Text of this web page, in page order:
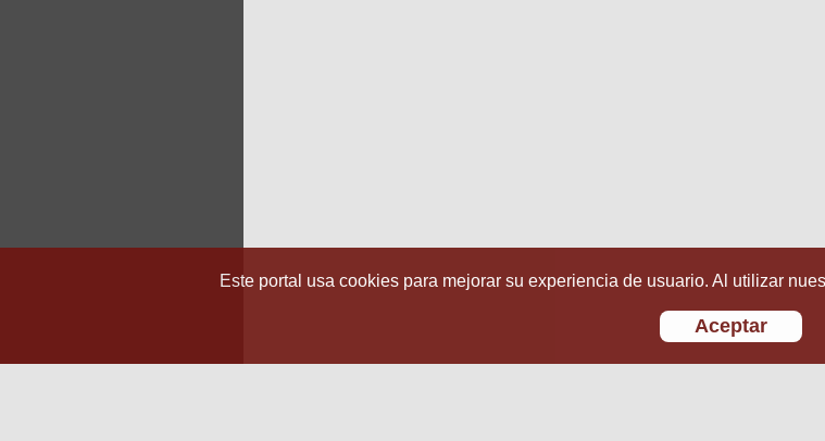
Este portal usa cookies para mejorar su experiencia de usuario. Al utilizar
Aceptar